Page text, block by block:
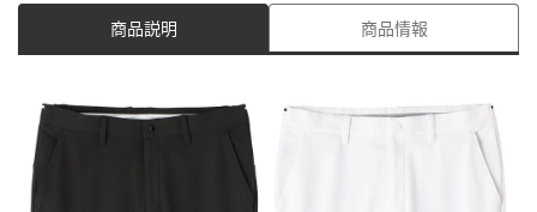
商品説明 商品情報